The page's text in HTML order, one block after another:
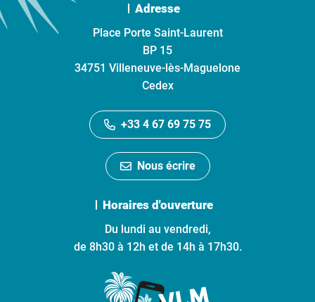
Adresse
Place Porte Saint-Laurent
BP 15
34751 Villeneuve-lès-Maguelone
Cedex
+33 4 67 69 75 75
Nous écrire
Horaires d'ouverture
Du lundi au vendredi,
de 8h30 à 12h et de 14h à 17h30.